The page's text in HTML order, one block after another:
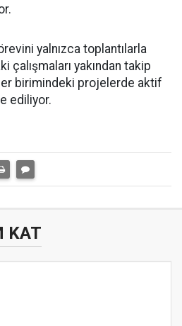
yalnızca toplantılarla
çalışmaları yakından takip
birimindeki projelerde aktif
ediliyor.
KAT